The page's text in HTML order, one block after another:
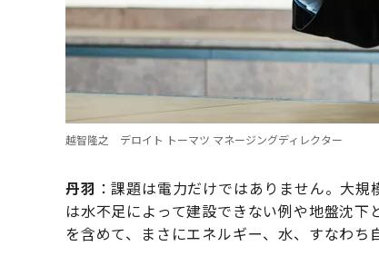
越智隆之 デロイト トーマツ マネージングディレクター
丹羽 ：課題は電力だけではありません。大
は水不足によって建設できない例や地盤沈
を含めて、まさにエネルギー、水、すなわち